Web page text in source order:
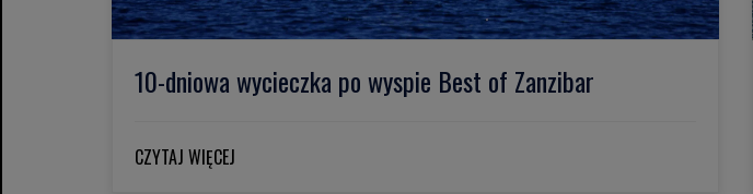
10-dniowa wycieczka po wyspie Best of Zanzibar
CZYTAJ WIĘCEJ